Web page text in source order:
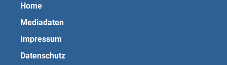
Home
Mediadaten
Impressum
Datenschutz